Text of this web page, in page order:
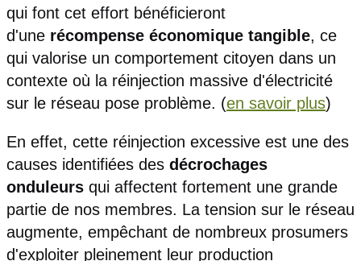
qui font cet effort bénéficieront
d'une récompense économique tangible, ce
qui valorise un comportement citoyen dans un
contexte où la réinjection massive d'électricité
sur le réseau pose problème. (en savoir plus)
En effet, cette réinjection excessive est une des
causes identifiées des décrochages
onduleurs qui affectent fortement une grande
partie de nos membres. La tension sur le réseau
augmente, empêchant de nombreux prosumers
d'exploiter pleinement leur production